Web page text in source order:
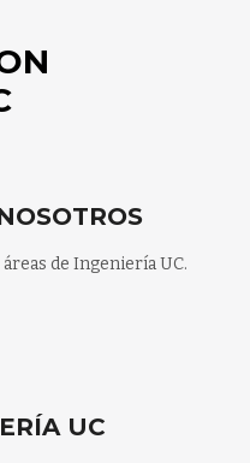
de Ingeniería UC.
UC